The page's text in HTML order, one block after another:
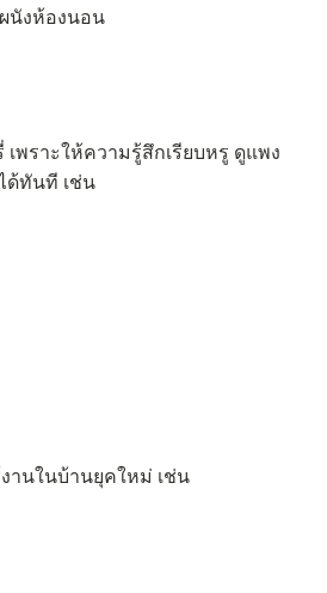
นังห้องนอน
าะให้ความรู้สึกเรียบหรู ดูแพง
ด้ทันที เช่น
นในบ้านยุคใหม่ เช่น